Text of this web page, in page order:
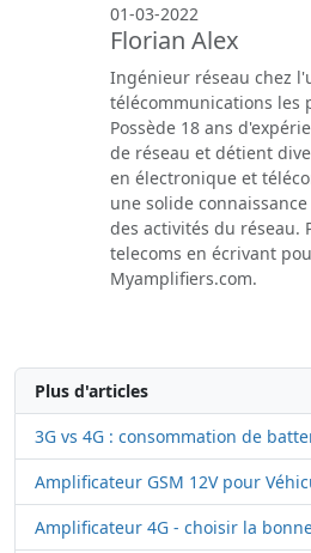
01-03-2022
Florian Alex
Ingénieur réseau chez
télécommunications les
Possède 18 ans
de réseau et détient
en électronique et
une solide
des activités du réseau.
telecoms en écrivant
Myamplifiers.com.
Plus d'articles
3G vs 4G : consommation de
Amplificateur GSM 12V pour
Amplificateur 4G - choisir la